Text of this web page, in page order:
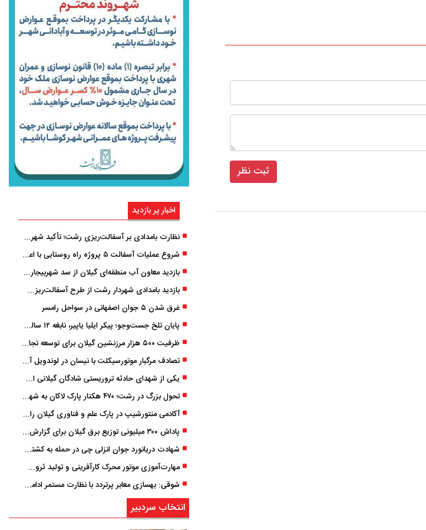
اخبار پر بازدید
نظارت بامدادی بر آسفالت‌ریزی رشت؛ تأکید شهردار و بازرس کل بر کیفیت اجرای پروژه‌ها
شروع عملیات آسفالت ۵ پروژه راه ‌روستایی با اعتبار ۳۷۰ میلیاردی در گیلان
بازدید معاون آب منطقه‌ای گیلان از سد شهربیجار برای تداوم تأمین آب شرب استان
بازدید بامدادی شهردار رشت از طرح آسفالت‌ریزی گسترده در مناطق پنج‌گانه
غرق شدن ۵ جوان اصفهانی در سواحل رامسر
پایان تلخ جست‌وجو؛ پیکر ایلیا یاپیر، نابغه ۱۲ ساله لاهیجانی پیدا شد
ظرفیت ۵۰۰ هزار مرزنشین گیلان برای توسعه تجارت فعال می‌شود
تصادف مرگبار موتورسیکلت با نیسان در لوندویل آستارا/ انتقال مصدوم با اورژانس هوایی به رشت
یکی از شهدای حادثه تروریستی شادگان گیلانی است/ شهادت «سینا سیاه‌ نژاد» در درگیری با اشرار مسلح
تحول بزرگ در رشت؛ ۴۷۰ هکتار پارک لاکان به شهر ملحق می‌شود/ انتقال سند به‌ زودی
آکادمی منتورشیپ در پارک علم و فناوری گیلان راه‌اندازی شد
پاداش ۳۰۰ میلیونی توزیع برق گیلان برای گزارش ماینرهای غیرمجاز
شهادت دریانورد جوان انزلی چی در حمله به کشتی تجاری در دریای کاسپین
مهارت‌آموزی موتور محرک کارآفرینی و تولید ثروت است
شوقی: بهسازی معابر پرتردد با نظارت مستمر ادامه دارد
انتخاب سردبیر